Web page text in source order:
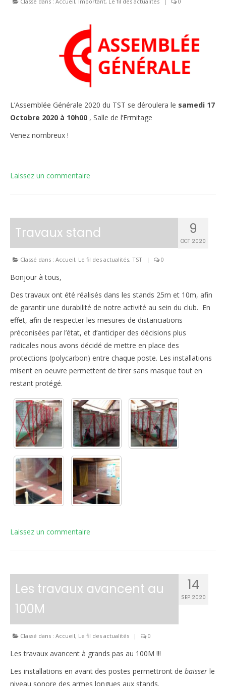
Les réglementations et documents
Les règles de sécurité
Les tirs pratiqués
Les disciplines Armes Anciennes
Les catégories d’âges FFTIR
Présentation
Résultats
CALENDRIERS TST
ÉVÈNEMENTS
Compétitions
Ball-Trap
L’Assemblée Générale 2020 du TST se déroulera le samedi 17
Octobre 2020 à 10h00 , Salle de l’Ermitage
Venez nombreux !
Laissez un commentaire
9
OCT 2020
Travaux stand
Classé dans : Accueil, Le fil des actualités, TST | 0
Bonjour à tous,
Des travaux ont été réalisés dans les stands 25m et 10m, afin
de garantir une durabilité de notre activité au sein du club. En
effet, afin de respecter les mesures de distanciations
préconisées par l’état, et d’anticiper des décisions plus
radicales nous avons décidé de mettre en place des
protections (polycarbon) entre chaque poste. Les installations
misent en oeuvre permettent de tirer sans masque tout en
restant protégé.
Laissez un commentaire
14
SEP 2020
Les travaux avancent au
100M
Classé dans : Accueil, Le fil des actualités | 0
Les travaux avancent à grands pas au 100M !!!
Les installations en avant des postes permettront de baisser le
niveau sonore des armes longues aux stands.